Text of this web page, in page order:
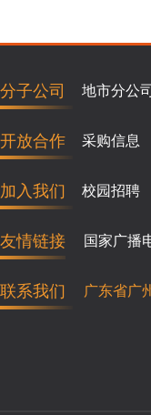
分子公司 地市分公司
开放合作 采购信息
加入我们 校园招聘
友情链接 国家广播
联系我们 广东省广